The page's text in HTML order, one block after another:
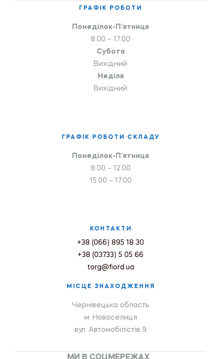
ГРАФІК РОБОТИ
Понеділок-П’ятниця
8.00 – 17.00
Субота
Вихідний
Неділя
Вихідний
ГРАФІК РОБОТИ СКЛАДУ
Понеділок-П’ятниця
8.00 – 12.00
15.00 – 17.00
КОНТАКТИ
+38 (066) 895 18 30
+38 (03733) 5 05 66
torg@fiord.ua
МІСЦЕ ЗНАХОДЖЕННЯ
Чернівецька область
м. Новоселиця
вул. Автомобілістів 9